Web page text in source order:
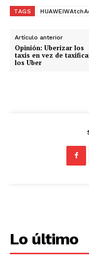
g
n
d
o
TAGS
Artículo anterior
Opinión: Uberizar los
taxis en vez de
los Uber
Lo último